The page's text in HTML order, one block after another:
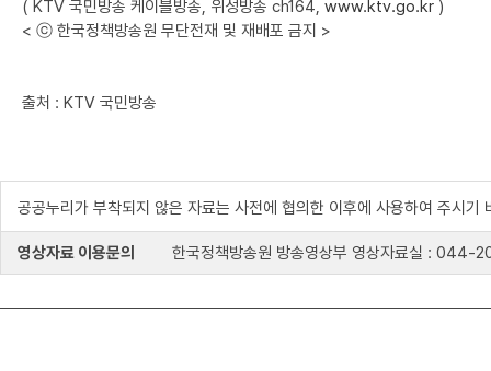
( KTV 국민방송 케이블방송, 위성방송 ch164, www.ktv.go.kr )
< ⓒ 한국정책방송원 무단전재 및 재배포 금지 >
출처 : KTV 국민방송
공공누리가 부착되지 않은 자료는 사전에 협의한 이후에 사용하여 주시기
영상자료 이용문의 한국정책방송원 방송영상부 영상자료실 :